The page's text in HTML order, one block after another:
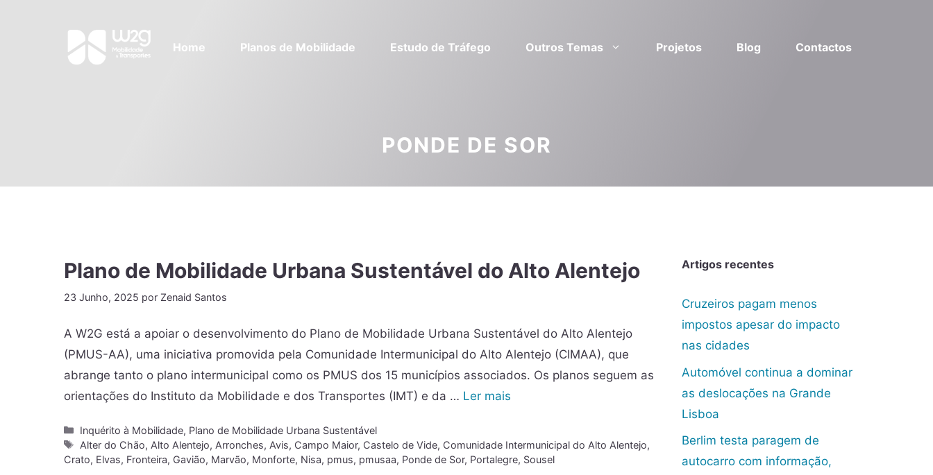
Home Planos de Mobilidade Estudo de Tráfego Outros Temas Projetos Blog Contactos
PONDE DE SOR
Plano de Mobilidade Urbana Sustentável do Alto Alentejo
23 Junho, 2025 por Zenaid Santos
A W2G está a apoiar o desenvolvimento do Plano de Mobilidade Urbana Sustentável do Alto Alentejo
(PMUS-AA), uma iniciativa promovida pela Comunidade Intermunicipal do Alto Alentejo (CIMAA), que
abrange tanto o plano intermunicipal como os PMUS dos 15 municípios associados. Os planos seguem as
orientações do Instituto da Mobilidade e dos Transportes (IMT) e da … Ler mais
Inquérito à Mobilidade, Plano de Mobilidade Urbana Sustentável
Alter do Chão, Alto Alentejo, Arronches, Avis, Campo Maior, Castelo de Vide, Comunidade Intermunicipal do Alto Alentejo,
Crato, Elvas, Fronteira, Gavião, Marvão, Monforte, Nisa, pmus, pmusaa, Ponde de Sor, Portalegre, Sousel
Artigos recentes
Cruzeiros pagam menos
impostos apesar do impacto
nas cidades
Automóvel continua a dominar
as deslocações na Grande
Lisboa
Berlim testa paragem de
autocarro com informação,